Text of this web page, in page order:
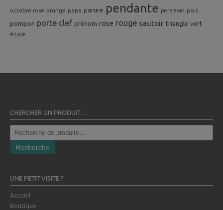
octobre rose orange papa parure pendante pere noel pois
pompon porte clef prénom rose rouge sautoir triangle vert
école
CHERCHER UN PRODUIT…
Recherche
pour :
Recherche
UNE PETIT VISITE ?
Accueil
Boutique